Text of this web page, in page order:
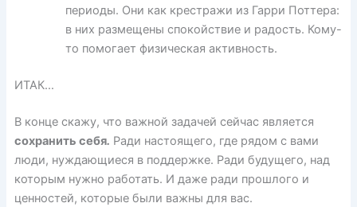
периоды. Они как крестражи из Гарри Поттера:
в них размещены спокойствие и радость. Кому-
то помогает физическая активность.
ИТАК…
В конце скажу, что важной задачей сейчас является
сохранить себя. Ради настоящего, где рядом с вами
люди, нуждающиеся в поддержке. Ради будущего, над
которым нужно работать. И даже ради прошлого и
ценностей, которые были важны для вас.